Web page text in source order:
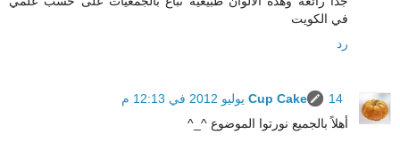
في الكويت
رد
Cup Cake
14 يوليو 2012 في 12:13 م
أهلاً بالجميع نورتوا الموضوع ^_^